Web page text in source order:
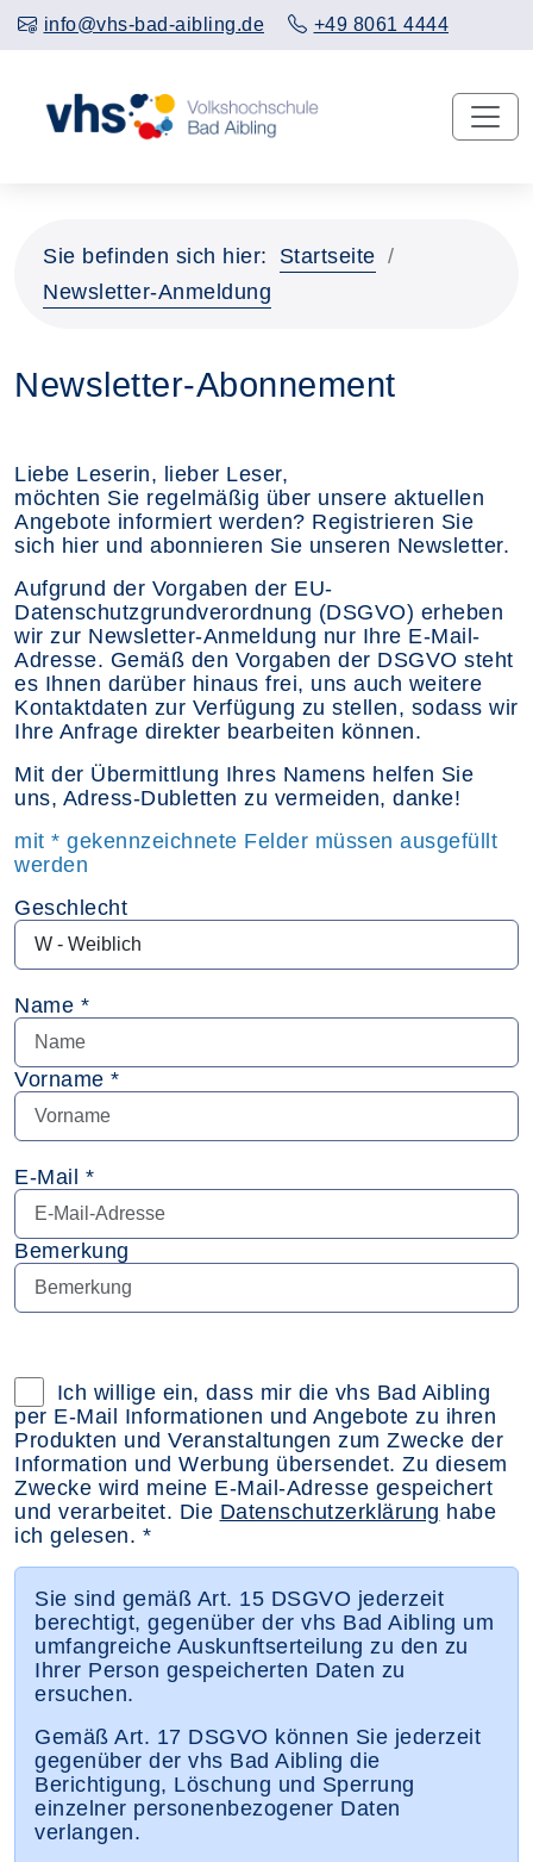
info@vhs-bad-aibling.de +49 8061 4444
Sie befinden sich hier:
Startseite
Newsletter-Anmeldung
Newsletter-Abonnement
Liebe Leserin, lieber Leser,
möchten Sie regelmäßig über unsere aktuellen
Angebote informiert werden? Registrieren Sie
sich hier und abonnieren Sie unseren Newsletter.
Aufgrund der Vorgaben der EU-
Datenschutzgrundverordnung (DSGVO) erheben
wir zur Newsletter-Anmeldung nur Ihre E-Mail-
Adresse. Gemäß den Vorgaben der DSGVO steht
es Ihnen darüber hinaus frei, uns auch weitere
Kontaktdaten zur Verfügung zu stellen, sodass wir
Ihre Anfrage direkter bearbeiten können.
Mit der Übermittlung Ihres Namens helfen Sie
uns, Adress-Dubletten zu vermeiden, danke!
mit * gekennzeichnete Felder müssen ausgefüllt
werden
Geschlecht
Name *
Vorname *
E-Mail *
Bemerkung
Datenschutzerklärung im neuen Browsertab
Ich willige ein, dass mir die vhs Bad Aibling
per E-Mail Informationen und Angebote zu ihren
Produkten und Veranstaltungen zum Zwecke der
Information und Werbung übersendet. Zu diesem
Zwecke wird meine E-Mail-Adresse gespeichert
und verarbeitet. Die Datenschutzerklärung habe
ich gelesen. *
Sie sind gemäß Art. 15 DSGVO jederzeit
berechtigt, gegenüber der vhs Bad Aibling um
umfangreiche Auskunftserteilung zu den zu
Ihrer Person gespeicherten Daten zu
ersuchen.
Gemäß Art. 17 DSGVO können Sie jederzeit
gegenüber der vhs Bad Aibling die
Berichtigung, Löschung und Sperrung
einzelner personenbezogener Daten
verlangen.